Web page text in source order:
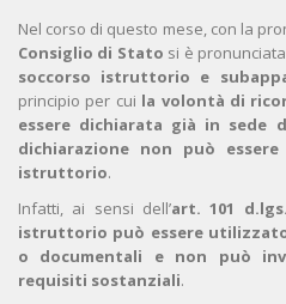
Nel corso di questo mese, con la
Consiglio di Stato si è
soccorso istruttorio e
principio per cui la volontà di
essere dichiarata già in sede
dichiarazione non può
istruttorio.
Infatti, ai sensi dell’art. 101
istruttorio può essere
o documentali e non può
requisiti sostanziali.